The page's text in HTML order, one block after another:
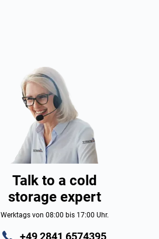
Talk to a cold
storage expert
Werktags von 08:00 bis 17:00 Uhr.
+49 2841 6574395